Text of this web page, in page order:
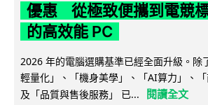
優惠 從極致便攜到電競
的高效能 PC
2026 年的電腦選購基準已經全面升級。除
輕量化」、「機身美學」、「AI算力」、
及「品質與售後服務」 已...
閱讀全文